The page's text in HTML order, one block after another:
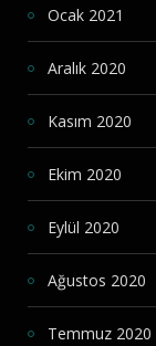
Ocak 2021
Aralık 2020
Kasım 2020
Ekim 2020
Eylül 2020
Ağustos 2020
Temmuz 2020